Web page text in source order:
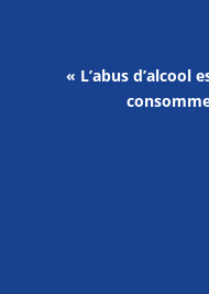
« L’abus d’alcool